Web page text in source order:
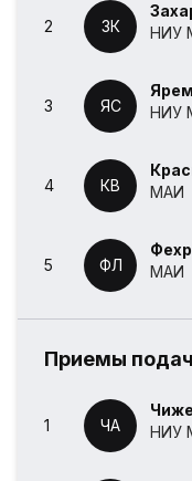
2 ЗК
НИУ
3 ЯС
НИУ
4 КВ
МАИ
5 ФЛ
МАИ
Приемы
1 ЧА
НИУ